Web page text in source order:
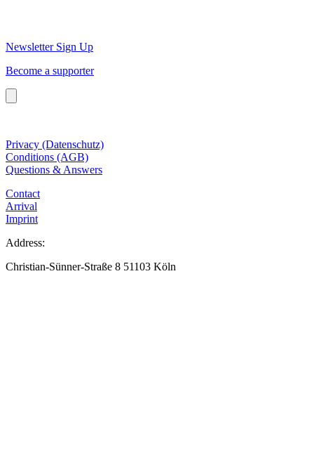
Newsletter Sign Up
Become a supporter
Privacy (Datenschutz)
Conditions (AGB)
Questions & Answers
Contact
Arrival
Imprint
Address:
Christian-Sünner-Straße 8 51103 Köln